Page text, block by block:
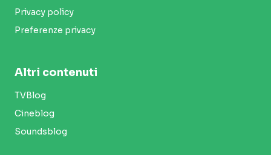
Privacy policy
Preferenze privacy
Altri contenuti
TVBlog
Cineblog
Soundsblog